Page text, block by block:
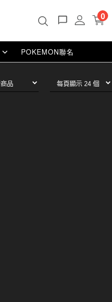
0
POKEMON聯名